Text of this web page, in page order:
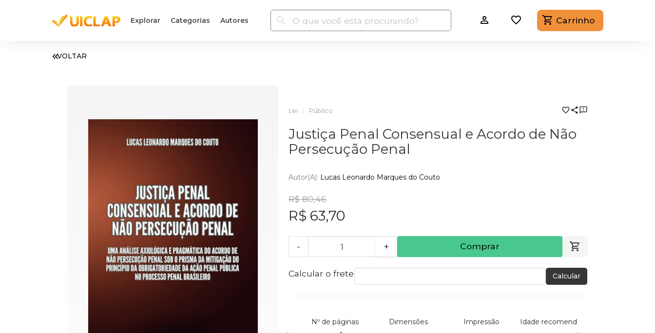
Explorar Categorias Autores Carrinho
VOLTAR
Lei Público
Justiça Penal Consensual e Acordo de Não
Persecução Penal
Autor(a): Lucas Leonardo Marques do Couto
R$ 80,46
R$ 63,70
- + Comprar
Calcular o frete Calcular
Nº de páginas Dimensões Impressão Idade recomendada